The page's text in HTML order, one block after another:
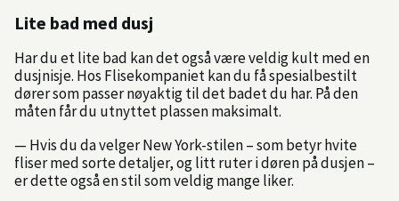
Lite bad med dusj
Har du et lite bad kan det også være veldig kult med en
dusjnisje. Hos Flisekompaniet kan du få spesialbestilt
dører som passer nøyaktig til det badet du har. På den
måten får du utnyttet plassen maksimalt.
— Hvis du da velger New York-stilen – som betyr hvite
fliser med sorte detaljer, og litt ruter i døren på dusjen –
er dette også en stil som veldig mange liker.